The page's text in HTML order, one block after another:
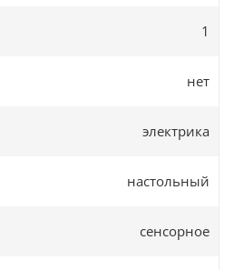
1
нет
электрика
настольный
сенсорное